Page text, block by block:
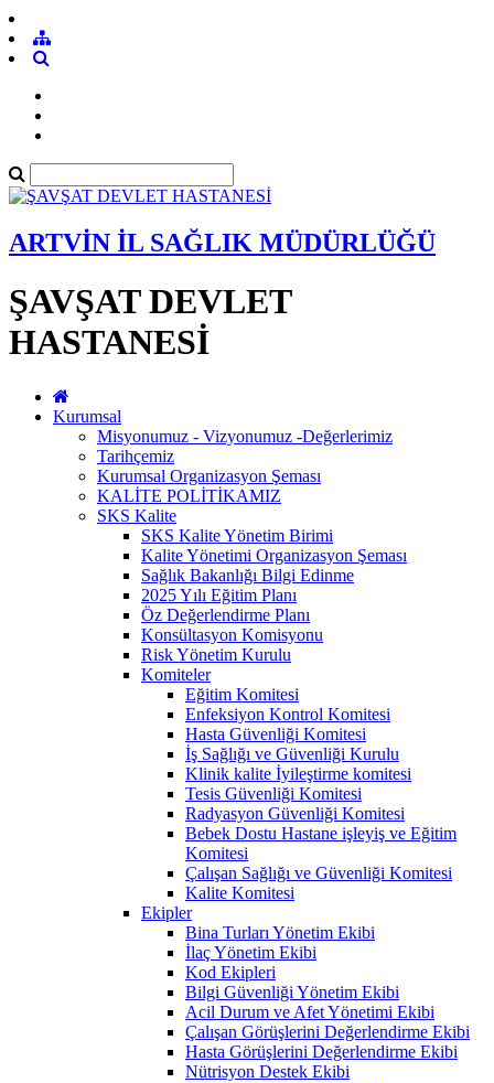
ARTVİN İL SAĞLIK MÜDÜRLÜĞÜ
ŞAVŞAT DEVLET
HASTANESİ
Kurumsal
Misyonumuz - Vizyonumuz -Değerlerimiz
Tarihçemiz
Kurumsal Organizasyon Şeması
KALİTE POLİTİKAMIZ
SKS Kalite
SKS Kalite Yönetim Birimi
Kalite Yönetimi Organizasyon Şeması
Sağlık Bakanlığı Bilgi Edinme
2025 Yılı Eğitim Planı
Öz Değerlendirme Planı
Konsültasyon Komisyonu
Risk Yönetim Kurulu
Komiteler
Eğitim Komitesi
Enfeksiyon Kontrol Komitesi
Hasta Güvenliği Komitesi
İş Sağlığı ve Güvenliği Kurulu
Klinik kalite İyileştirme komitesi
Tesis Güvenliği Komitesi
Radyasyon Güvenliği Komitesi
Bebek Dostu Hastane işleyiş ve Eğitim
Komitesi
Çalışan Sağlığı ve Güvenliği Komitesi
Kalite Komitesi
Ekipler
Bina Turları Yönetim Ekibi
İlaç Yönetim Ekibi
Kod Ekipleri
Bilgi Güvenliği Yönetim Ekibi
Acil Durum ve Afet Yönetimi Ekibi
Çalışan Görüşlerini Değerlendirme Ekibi
Hasta Görüşlerini Değerlendirme Ekibi
Nütrisyon Destek Ekibi